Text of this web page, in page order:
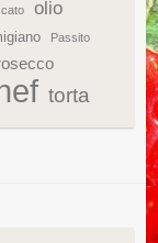
olio
Passito
torta